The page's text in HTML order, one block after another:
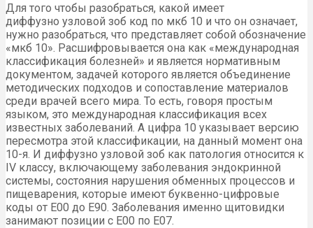
Для того чтобы разобраться, какой имеет
диффузно узловой зоб код по мкб 10 и что он означает,
нужно разобраться, что представляет собой обозначение
«мкб 10». Расшифровывается она как «международная
классификация болезней» и является нормативным
документом, задачей которого является объединение
методических подходов и сопоставление материалов
среди врачей всего мира. То есть, говоря простым
языком, это международная классификация всех
известных заболеваний. А цифра 10 указывает версию
пересмотра этой классификации, на данный момент она
10-я. И диффузно узловой зоб как патология относится к
IV классу, включающему заболевания эндокринной
системы, состояния нарушения обменных процессов и
пищеварения, которые имеют буквенно-цифровые
коды от Е00 до Е90. Заболевания именно щитовидки
занимают позиции с Е00 по Е07.